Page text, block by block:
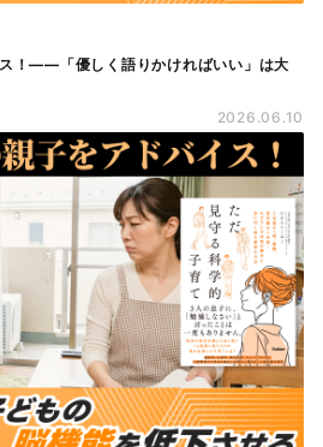
！――「優しく語りかければいい」は大
2026.06.10